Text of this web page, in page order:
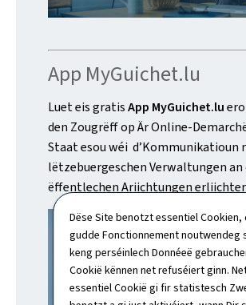
Dëse Site benotzt essentiel Cookien,
gudde Fonctionnement noutwendeg
keng perséinlech Donnéeë
Cookië kënnen net refuséiert ginn.
essentiel Cookië gi fir statistesch
App MyGuichet.lu
Luet eis gratisApp MyGuichet.lu
den Zougrëff op Är Online-
Staat esou wéi d’Kommunikatioun
lëtzebuergeschen Verwaltungen an
ëffentlechen Ariichtungen